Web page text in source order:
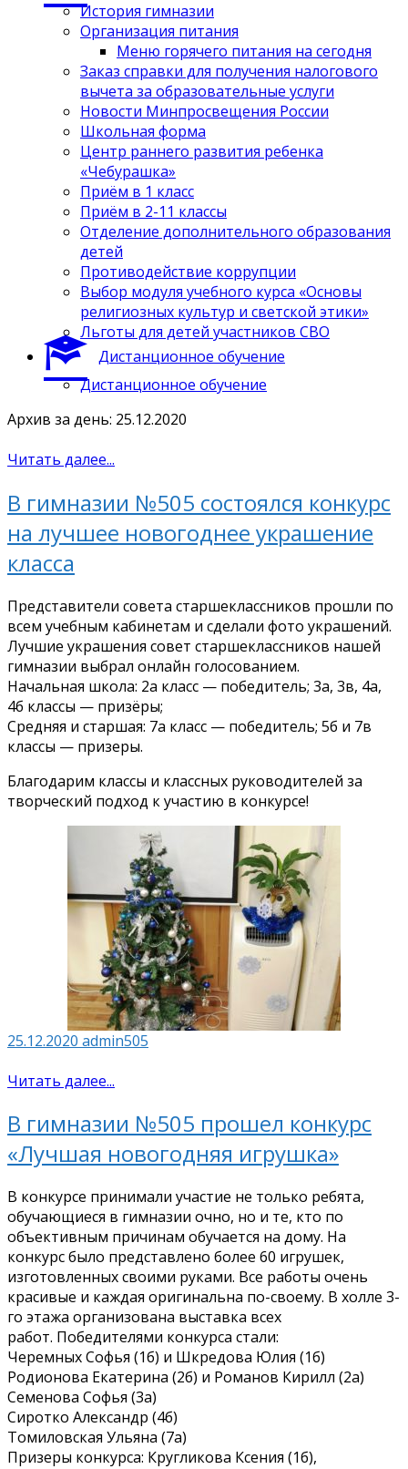
История гимназии
Организация питания
Меню горячего питания на сегодня
Заказ справки для получения налогового
вычета за образовательные услуги
Новости Минпросвещения России
Школьная форма
Центр раннего развития ребенка
«Чебурашка»
Приём в 1 класс
Приём в 2-11 классы
Отделение дополнительного образования
детей
Противодействие коррупции
Выбор модуля учебного курса «Основы
религиозных культур и светской этики»
Льготы для детей участников СВО
Дистанционное обучение
Дистанционное обучение
Архив за день: 25.12.2020
Читать далее...
В гимназии №505 состоялся конкурс
на лучшее новогоднее украшение
класса
Представители совета старшеклассников прошли по
всем учебным кабинетам и сделали фото украшений.
Лучшие украшения совет старшеклассников нашей
гимназии выбрал онлайн голосованием.
Начальная школа: 2а класс — победитель; 3а, 3в, 4а,
4б классы — призёры;
Средняя и старшая: 7а класс — победитель; 5б и 7в
классы — призеры.
Благодарим классы и классных руководителей за
творческий подход к участию в конкурсе!
25.12.2020 admin505
Читать далее...
В гимназии №505 прошел конкурс
«Лучшая новогодняя игрушка»
В конкурсе принимали участие не только ребята,
обучающиеся в гимназии очно, но и те, кто по
объективным причинам обучается на дому. На
конкурс было представлено более 60 игрушек,
изготовленных своими руками. Все работы очень
красивые и каждая оригинальна по-своему. В холле 3-
го этажа организована выставка всех
работ. Победителями конкурса стали:
Черемных Софья (1б) и Шкредова Юлия (1б)
Родионова Екатерина (2б) и Романов Кирилл (2а)
Семенова Софья (3а)
Сиротко Александр (4б)
Томиловская Ульяна (7а)
Призеры конкурса: Кругликова Ксения (1б),